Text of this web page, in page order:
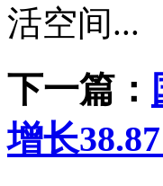
活空间...
下一篇：
增长